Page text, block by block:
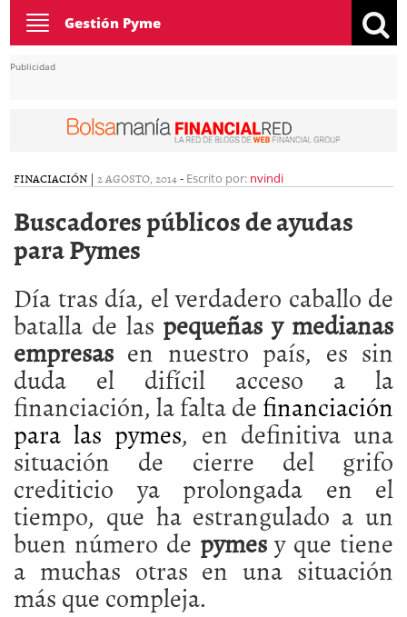
Toggle
navigation
Gestión Pyme
Publicidad
FINACIACIÓN | 2 AGOSTO, 2014- Escrito por: nvindi
Buscadores públicos de ayudas
para Pymes
Día tras día, el verdadero caballo de
batalla de las pequeñas y medianas
empresas en nuestro país, es sin
duda el difícil acceso a la
financiación, la falta definanciación
para las pymes, en definitiva una
situación de cierre del grifo
crediticio ya prolongada en el
tiempo, que ha estrangulado a un
buen número de pymesy que tiene
a muchas otras en una situación
más que compleja.